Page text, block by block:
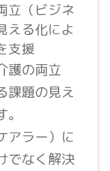
立（ビジネ
える化によ
支援
護の両立
課題の見え
アラー）に
でなく解決